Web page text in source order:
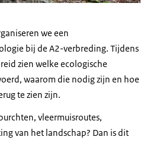
we een
bij de A2-verbreding. Tijdens
zien welke ecologische
waarom die nodig zijn en hoe
te zien zijn.
vleermuisroutes,
van het landschap? Dan is dit